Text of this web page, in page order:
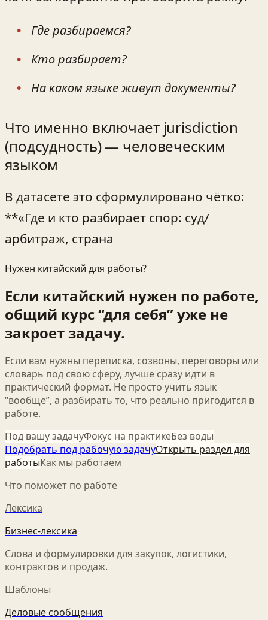
Где разбираемся?
Кто разбирает?
На каком языке живут документы?
Что именно включает jurisdiction
(подсудность) — человеческим
языком
В датасете это сформулировано чётко:
**«Где и кто разбирает спор: суд/
арбитраж, страна
Нужен китайский для работы?
Если китайский нужен по работе,
общий курс “для себя” уже не
закроет задачу.
Если вам нужны переписка, созвоны, переговоры или
словарь под свою сферу, лучше сразу идти в
практический формат. Не просто учить язык
“вообще”, а разбирать то, что реально пригодится в
работе.
Под вашу задачуФокус на практикеБез воды
Подобрать под рабочую задачуОткрыть раздел для
работыКак мы работаем
Что поможет по работе
Лексика
Бизнес-лексика
Слова и формулировки для закупок, логистики,
контрактов и продаж.
Шаблоны
Деловые сообщения